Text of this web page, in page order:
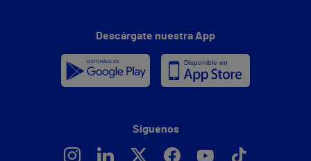
Descárgate nuestra App
Síguenos